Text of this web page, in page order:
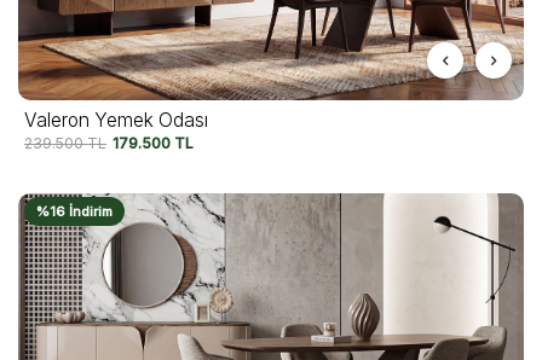
Valeron Yemek Odası
239.500TL 179.500 TL
%16 İndirim